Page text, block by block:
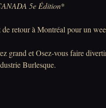
5e Édition*
retour à Montréal pour un
grand et Osez-vous faire
Burlesque.